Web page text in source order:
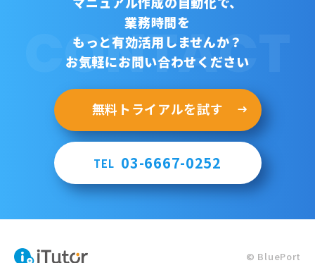
CONTACT
業務時間を
もっと有効活用しませんか？
お気軽にお問い合わせください
無料トライアルを試す
TEL 03-6667-0252
© BluePort